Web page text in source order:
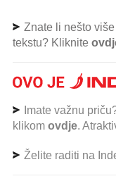
Znate li nešto
tekstu? Kliknite
Imate važnu
klikom ovdje.
Želite raditi na